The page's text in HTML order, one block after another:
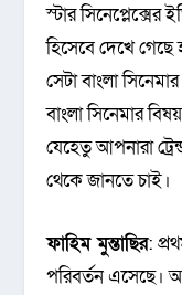
স্টার
হিসেবে দেখে
সেটা বাংলা
বাংলা সিনেমার
যেহেতু আপনারা
থেকে জানতে চাই।
ফাহিম মুন্তাছির:
পরিবর্তন এসেছে।